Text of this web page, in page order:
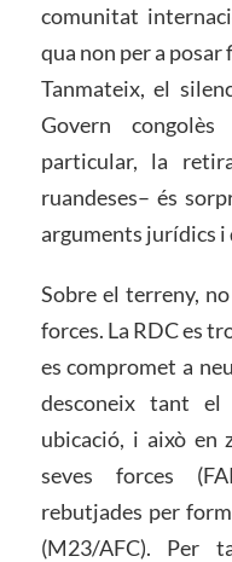
comunitat
qua non per a posar
Tanmateix, el
Govern
particular, la
ruandeses– és
arguments jurídics
Sobre el terreny,
forces. La RDC es
es compromet a
desconeix tant el
ubicació, i això en
seves forces
rebutjades per
(M23/AFC). Per